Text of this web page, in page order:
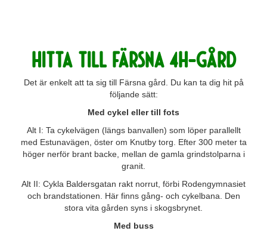
Hitta till Färsna 4H-gård
Det är enkelt att ta sig till Färsna gård. Du kan ta dig hit på
följande sätt:
Med cykel eller till fots
Alt I: Ta cykelvägen (längs banvallen) som löper parallellt
med Estunavägen, öster om Knutby torg. Efter 300 meter ta
höger nerför brant backe, mellan de gamla grindstolparna i
granit.
Alt II: Cykla Baldersgatan rakt norrut, förbi Rodengymnasiet
och brandstationen. Här finns gång- och cykelbana. Den
stora vita gården syns i skogsbrynet.
Med buss